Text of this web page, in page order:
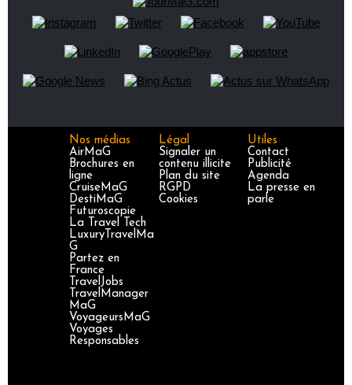
Nos médias
AirMaG
Brochures en
ligne
CruiseMaG
DestiMaG
Futuroscopie
La Travel Tech
LuxuryTravelMa
G
Partez en
France
TravelJobs
TravelManager
MaG
VoyageursMaG
Voyages
Responsables
Légal
Signaler un
contenu illicite
Plan du site
RGPD
Cookies
Utiles
Contact
Publicité
Agenda
La presse en
parle